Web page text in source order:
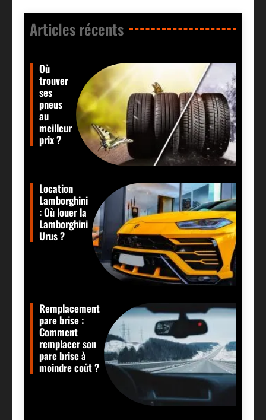
Articles récents​
Où
trouver
ses
pneus
au
meilleur
prix ?
Location
Lamborghini
: Où louer la
Lamborghini
Urus ?
Remplacement
pare brise :
Comment
remplacer son
pare brise à
moindre coût ?